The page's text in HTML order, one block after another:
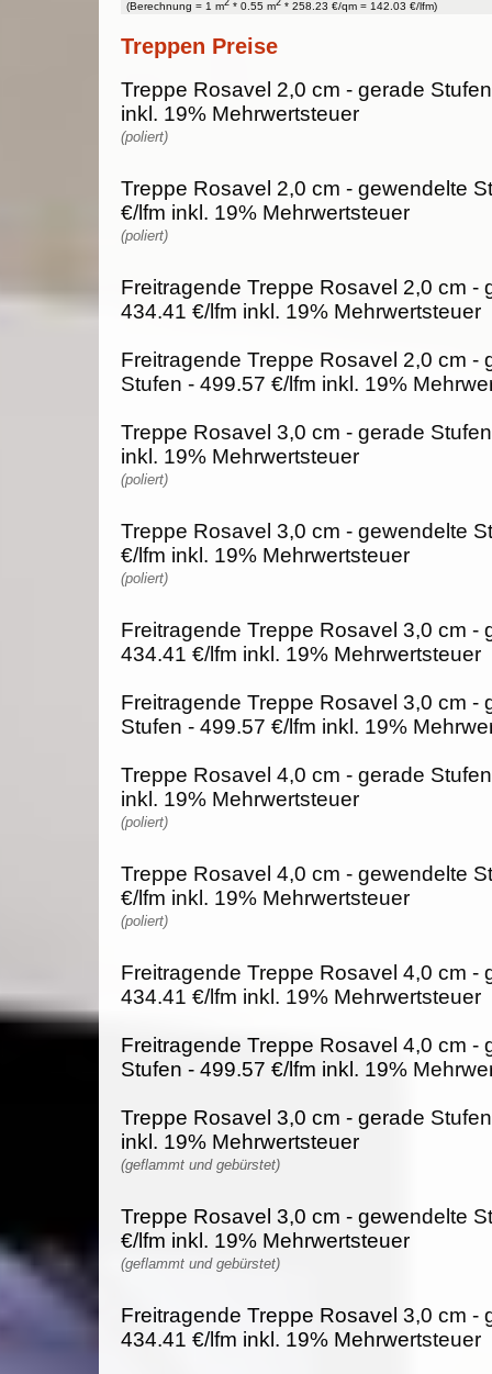
(Berechnung = 1 m2 * 0.55 m2 * 258.23 €/qm = 142.03 €/lfm)
Treppen Preise
Treppe Rosavel 2,0 cm - gerade
inkl. 19% Mehrwertsteuer
(poliert)
Treppe Rosavel 2,0 cm - gewendelte
€/lfm inkl. 19% Mehrwertsteuer
(poliert)
Freitragende Treppe Rosavel 2,0 cm -
434.41 €/lfm inkl. 19% Mehrwertsteuer
Freitragende Treppe Rosavel 2,0 cm -
Stufen - 499.57 €/lfm inkl. 19%
Treppe Rosavel 3,0 cm - gerade
inkl. 19% Mehrwertsteuer
(poliert)
Treppe Rosavel 3,0 cm - gewendelte
€/lfm inkl. 19% Mehrwertsteuer
(poliert)
Freitragende Treppe Rosavel 3,0 cm -
434.41 €/lfm inkl. 19% Mehrwertsteuer
Freitragende Treppe Rosavel 3,0 cm -
Stufen - 499.57 €/lfm inkl. 19%
Treppe Rosavel 4,0 cm - gerade
inkl. 19% Mehrwertsteuer
(poliert)
Treppe Rosavel 4,0 cm - gewendelte
€/lfm inkl. 19% Mehrwertsteuer
(poliert)
Freitragende Treppe Rosavel 4,0 cm -
434.41 €/lfm inkl. 19% Mehrwertsteuer
Freitragende Treppe Rosavel 4,0 cm -
Stufen - 499.57 €/lfm inkl. 19%
Treppe Rosavel 3,0 cm - gerade
inkl. 19% Mehrwertsteuer
(geflammt und gebürstet)
Treppe Rosavel 3,0 cm - gewendelte
€/lfm inkl. 19% Mehrwertsteuer
(geflammt und gebürstet)
Freitragende Treppe Rosavel 3,0 cm -
434.41 €/lfm inkl. 19% Mehrwertsteuer